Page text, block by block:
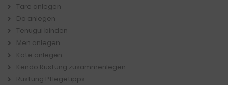
Tare anlegen
Do anlegen
Tenugui binden
Men anlegen
Kote anlegen
Kendo Rüstung zusammenlegen
Rüstung Pflegetipps